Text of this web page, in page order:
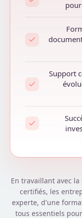
Support
En travaillant avec
certifiés, les
experte, d'une
tous essentiels